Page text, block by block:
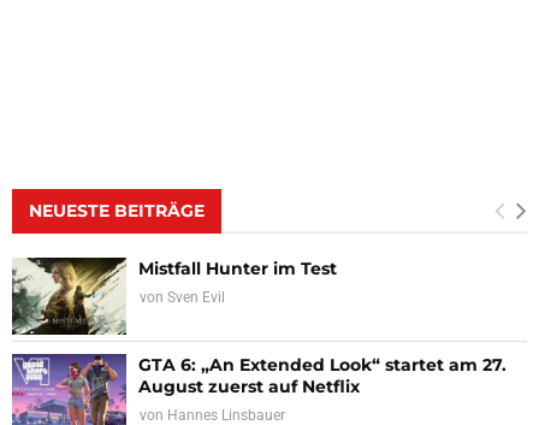
NEUESTE BEITRÄGE
Mistfall Hunter im Test
von Sven Evil
GTA 6: „An Extended Look“ startet am 27.
August zuerst auf Netflix
von Hannes Linsbauer